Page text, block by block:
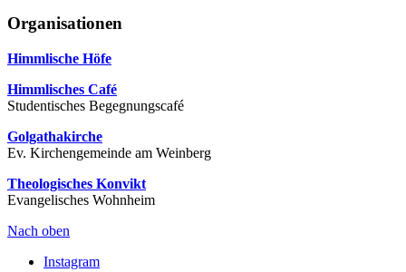
Organisationen
Himmlische Höfe
Himmlisches Café
Studentisches Begegnungscafé
Golgathakirche
Ev. Kirchengemeinde am Weinberg
Theologisches Konvikt
Evangelisches Wohnheim
Nach oben
Instagram